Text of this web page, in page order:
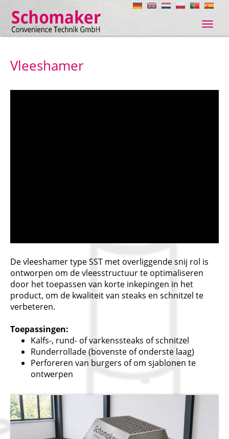
ein-/
Vleeshamer
De vleeshamer type SST met overliggende snij rol is
ontworpen om de vleesstructuur te optimaliseren
door het toepassen van korte inkepingen in het
product, om de kwaliteit van steaks en schnitzel te
verbeteren.
Toepassingen:
Kalfs-, rund- of varkenssteaks of schnitzel
Runderrollade (bovenste of onderste laag)
Perforeren van burgers of om sjablonen te
ontwerpen